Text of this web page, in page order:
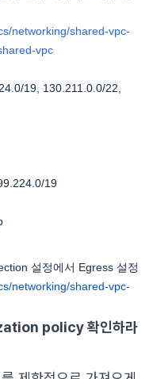
networking/shared-vpc-
vpc
19, 130.211.0.0/22,
19
설정에서 Egress 설정
networking/shared-vpc-
policy 확인하라